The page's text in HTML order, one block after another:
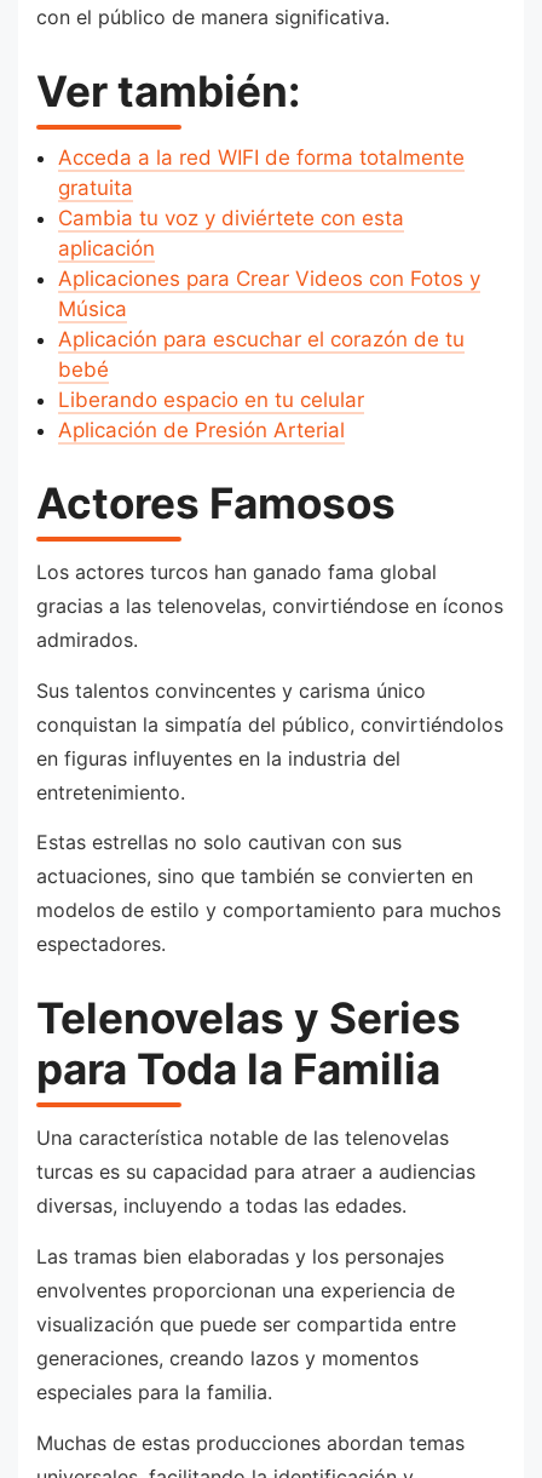
con el público de manera significativa.
Ver también:
Acceda a la red WIFI de forma totalmente
gratuita
Cambia tu voz y diviértete con esta
aplicación
Aplicaciones para Crear Videos con Fotos y
Música
Aplicación para escuchar el corazón de tu
bebé
Liberando espacio en tu celular
Aplicación de Presión Arterial
Actores Famosos
Los actores turcos han ganado fama global
gracias a las telenovelas, convirtiéndose en íconos
admirados.
Sus talentos convincentes y carisma único
conquistan la simpatía del público, convirtiéndolos
en figuras influyentes en la industria del
entretenimiento.
Estas estrellas no solo cautivan con sus
actuaciones, sino que también se convierten en
modelos de estilo y comportamiento para muchos
espectadores.
Telenovelas y Series
para Toda la Familia
Una característica notable de las telenovelas
turcas es su capacidad para atraer a audiencias
diversas, incluyendo a todas las edades.
Las tramas bien elaboradas y los personajes
envolventes proporcionan una experiencia de
visualización que puede ser compartida entre
generaciones, creando lazos y momentos
especiales para la familia.
Muchas de estas producciones abordan temas